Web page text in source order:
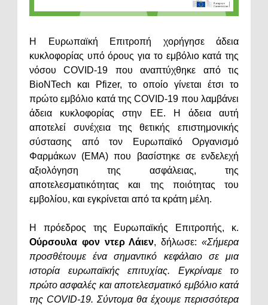
Η Ευρωπαϊκή Επιτροπή χορήγησε άδεια
κυκλοφορίας υπό όρους για το εμβόλιο κατά της
νόσου COVID-19 που αναπτύχθηκε από τις
BioNTech και Pfizer, το οποίο γίνεται έτσι το
πρώτο εμβόλιο κατά της COVID-19 που λαμβάνει
άδεια κυκλοφορίας στην ΕΕ. Η άδεια αυτή
αποτελεί συνέχεια της θετικής επιστημονικής
σύστασης από τον Ευρωπαϊκό Οργανισμό
Φαρμάκων (EMA) που βασίστηκε σε ενδελεχή
αξιολόγηση της ασφάλειας, της
αποτελεσματικότητας και της ποιότητας του
εμβολίου, και εγκρίνεται από τα κράτη μέλη.
Η πρόεδρος της Ευρωπαϊκής Επιτροπής, κ.
Ούρσουλα φον ντερ Λάιεν, δήλωσε:«Σήμερα
προσθέτουμε ένα σημαντικό κεφάλαιο σε μια
ιστορία ευρωπαϊκής επιτυχίας. Εγκρίναμε το
πρώτο ασφαλές και αποτελεσματικό εμβόλιο κατά
της COVID-19. Σύντομα θα έχουμε περισσότερα